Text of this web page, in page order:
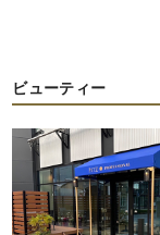
ビューティー